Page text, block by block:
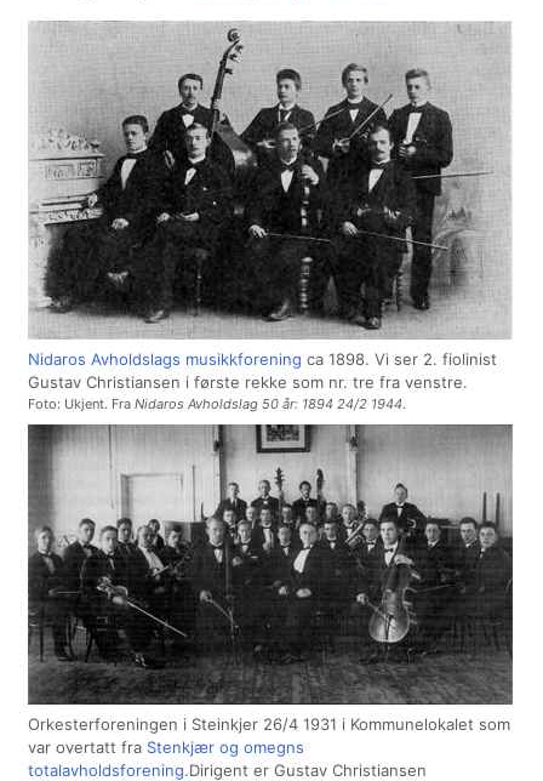
Nidaros Avholdslags musikkforening ca 1898. Vi ser 2. fiolinist
Gustav Christiansen i første rekke som nr. tre fra venstre.
Foto: Ukjent. Fra Nidaros Avholdslag 50 år: 1894 24/2 1944.
Orkesterforeningen i Steinkjer 26/4 1931 i Kommunelokalet som
var overtatt fra Stenkjær og omegns
totalavholdsforening.Dirigent er Gustav Christiansen